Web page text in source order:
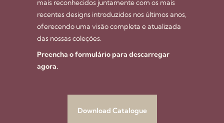
mais reconhecidos juntamente com os mais
recentes designs introduzidos nos últimos anos,
oferecendo uma visão completa e atualizada
das nossas coleções.
Preencha o formulário para descarregar
agora.
Download Catalogue